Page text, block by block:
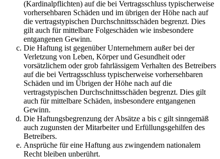
(Kardinalpflichten) auf die bei Vertragsschluss typischerweise
vorhersehbaren Schäden und im übrigen der Höhe nach auf
die vertragstypischen Durchschnittsschäden begrenzt. Dies
gilt auch für mittelbare Folgeschäden wie insbesondere
entgangenen Gewinn.
Die Haftung ist gegenüber Unternehmern außer bei der
Verletzung von Leben, Körper und Gesundheit oder
vorsätzlichem oder grob fahrlässigem Verhalten des Betreibers
auf die bei Vertragsschluss typischerweise vorhersehbaren
Schäden und im Übrigen der Höhe nach auf die
vertragstypischen Durchschnittsschäden begrenzt. Dies gilt
auch für mittelbare Schäden, insbesondere entgangenen
Gewinn.
Die Haftungsbegrenzung der Absätze a bis c gilt sinngemäß
auch zugunsten der Mitarbeiter und Erfüllungsgehilfen des
Betreibers.
Ansprüche für eine Haftung aus zwingendem nationalem
Recht bleiben unberührt.